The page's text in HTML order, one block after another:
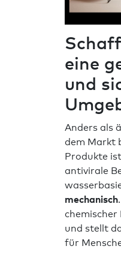
eine
und
Anders als
dem Markt
Produkte
antivirale
mechanisch
chemischer
und stellt
für